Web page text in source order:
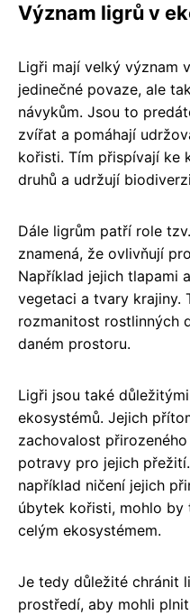
Význam ligrů v
Ligři mají velký význam
jedinečné povaze, ale
návykům. Jsou to
zvířat a pomáhají
kořisti. Tím přispívají ke
druhů a udržují
Dále ligrům patří role
znamená, že ovlivňují
Například jejich tlapami
vegetaci a tvary krajiny.
rozmanitost rostlinných
daném prostoru.
Ligři jsou také
ekosystémů. Jejich
zachovalost
potravy pro jejich
například ničení jejich
úbytek kořisti, mohlo
celým ekosystémem.
Je tedy důležité chránit
prostředí, aby mohli